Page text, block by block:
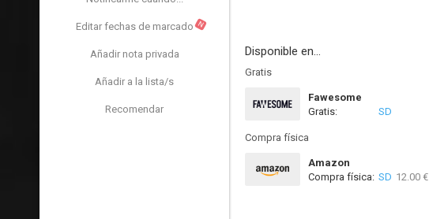
Editar fechas de marcado N
Añadir nota privada
Añadir a la lista/s
Recomendar
Disponible en...
Gratis
Fawesome
Gratis:
SD
Compra física
Amazon
Compra física: SD 12.00 €